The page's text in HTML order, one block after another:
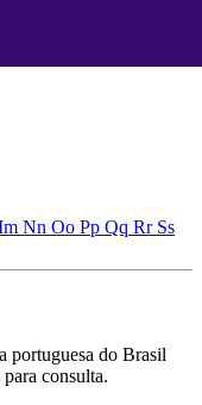
Nn Oo Pp Qq Rr Ss
portuguesa do Brasil
consulta.